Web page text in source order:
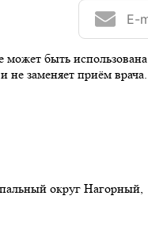
может быть использована
не заменяет приём врача.
округ Нагорный,